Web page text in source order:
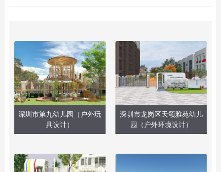
深圳市第九幼儿园（户外玩
具设计）
深圳市龙岗区天颂雅苑幼儿
园（户外环境设计）